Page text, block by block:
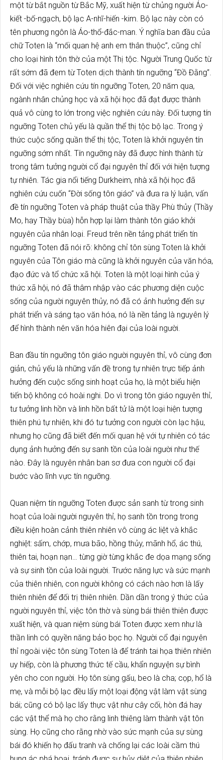
một từ bắt nguồn từ Bắc Mỹ, xuất hiện từ chủng người Áo-
kiết -bố-ngạch, bộ lạc A-nhĩ-hiến -kim. Bộ lạc này còn có
tên phương ngôn là Áo-thổ-đắc-man. Ý nghĩa ban đầu của
chữ Toten là “mối quan hệ anh em thân thuộc”, cũng chỉ
cho loại hình tôn thờ của một Thị tộc. Người Trung Quốc từ
rất sớm đã đem từ Toten dịch thành tín ngưỡng “Đồ Đằng”.
Đối với việc nghiên cứu tín ngưỡng Toten, 20 năm qua,
ngành nhân chủng học và xã hội học đã đạt được thành
quả vô cùng to lớn trong việc nghiên cứu này. Đối tượng tín
ngưỡng Toten chủ yếu là quần thể thị tộc bộ lạc. Trong ý
thức cuộc sống quần thể thị tộc, Toten là khởi nguyên tín
ngưỡng sớm nhất. Tín ngưỡng này đã được hình thành từ
trong tâm tưởng người cổ đại nguyên thỉ đối với hiện tượng
tự nhiên. Tác gia nổi tiếng Durkheim, nhà xã hội học đã
nghiên cứu cuốn “Đời sống tôn giáo” và đưa ra lý luận, vấn
đề tín ngưỡng Toten và pháp thuật của thầy Phù thủy (Thầy
Mo, hay Thầy bùa) hỗn hợp lại làm thành tôn giáo khởi
nguyên của nhân loại. Freud trên nền tảng phát triển tín
ngưỡng Toten đã nói rõ: không chỉ tôn sùng Toten là khởi
nguyên của Tôn giáo mà cũng là khởi nguyên của văn hóa,
đạo đức và tổ chức xã hội. Toten là một loại hình của ý
thức xã hội, nó đã thâm nhập vào các phương diện cuộc
sống của người nguyên thủy, nó đã có ảnh hưởng đến sự
phát triển và sáng tạo văn hóa, nó là nền tảng là nguyên lý
để hình thành nên văn hóa hiên đại của loài người.
Ban đầu tín ngưỡng tôn giáo người nguyên thỉ, vô cùng đơn
giản, chủ yếu là những vấn đề trong tự nhiên trực tiếp ảnh
hưởng đến cuộc sống sinh hoạt của họ, là một biểu hiện
tiến bộ không có hoài nghi. Do vì trong tôn giáo nguyên thỉ,
tư tưởng linh hồn và linh hồn bất tử là một loại hiện tượng
thiên phú tự nhiên, khi đó tư tưởng con người còn lạc hậu,
nhưng họ cũng đã biết đến mối quan hệ với tự nhiên có tác
dụng ảnh hưởng đến sự sanh tồn của loài người như thế
nào. Đây là nguyên nhân ban sơ đưa con người cổ đại
bước vào lĩnh vực tín ngưỡng.
Quan niệm tín ngưỡng Toten được sản sanh từ trong sinh
hoạt của loài người nguyên thỉ, họ sanh tồn trong trong
điều kiện hoàn cảnh thiên nhiên vô cùng ác liệt và khắc
nghiệt: sấm, chớp, mưa bão, hồng thủy, mãnh hổ, ác thú,
thiên tai, hoạn nạn… từng giờ từng khắc đe dọa mạng sống
và sự sinh tồn của loài người. Trước năng lực và sức mạnh
của thiên nhiên, con người không có cách nào hơn là lấy
thiên nhiên để đối trị thiên nhiên. Dần dần trong ý thức của
người nguyên thỉ, việc tôn thờ và sùng bái thiên thiên được
xuất hiện, và quan niệm sùng bái Toten được xem như là
thần linh có quyền năng bảo bọc họ. Người cổ đại nguyên
thỉ ngoài việc tôn sùng Toten là để tránh tai họa thiên nhiên
uy hiếp, còn là phương thức tế cầu, khẩn nguyện sự bình
yên cho con người. Họ tôn sùng gấu, beo là cha; cọp, hổ là
mẹ, và mỗi bộ lạc đều lấy một loại động vật làm vật sùng
bái; cũng có bộ lạc lấy thực vật như cây cối, hòn đá hay
các vật thể mà họ cho rằng linh thiêng làm thành vật tôn
sùng. Họ cũng cho rằng nhờ vào sức mạnh của sự sùng
bái đó khiến họ đấu tranh và chống lại các loài cầm thú